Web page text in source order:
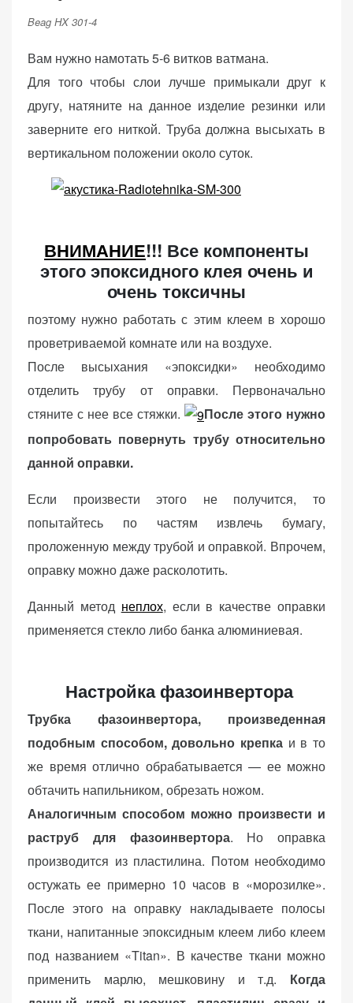
Beag HX 301-4
Вам нужно намотать 5-6 витков ватмана.
Для того чтобы слои лучше примыкали друг к
другу, натяните на данное изделие резинки или
заверните его ниткой. Труба должна высыхать в
вертикальном положении около суток.
ВНИМАНИЕ!!! Все компоненты
этого эпоксидного клея очень и
очень токсичны
поэтому нужно работать с этим клеем в хорошо
проветриваемой комнате или на воздухе.
После высыхания «эпоксидки» необходимо
отделить трубу от оправки. Первоначально
стяните с нее все стяжки.
После этого нужно
попробовать повернуть трубу относительно
данной оправки.
Если произвести этого не получится, то
попытайтесь по частям извлечь бумагу,
проложенную между трубой и оправкой. Впрочем,
оправку можно даже расколотить.
Данный метод неплох, если в качестве оправки
применяется стекло либо банка алюминиевая.
Настройка фазоинвертора
Трубка фазоинвертора, произведенная
подобным способом, довольно крепка и в то
же время отлично обрабатывается — ее можно
обтачить напильником, обрезать ножом.
Аналогичным способом можно произвести и
раструб для фазоинвертора. Но оправка
производится из пластилина. Потом необходимо
остужать ее примерно 10 часов в «морозилке».
После этого на оправку накладываете полосы
ткани, напитанные эпоксидным клеем либо клеем
под названием «Titan». В качестве ткани можно
применить марлю, мешковину и т.д. Когда